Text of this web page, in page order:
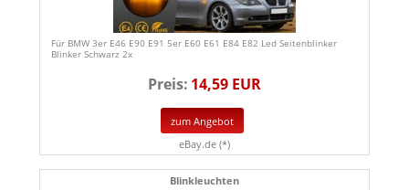
Für BMW 3er E46 E90 E91 5er E60 E61 E84 E82 Led Seitenblinker
Blinker Schwarz 2x
Preis: 14,59 EUR
zum Angebot
eBay.de (*)
Blinkleuchten